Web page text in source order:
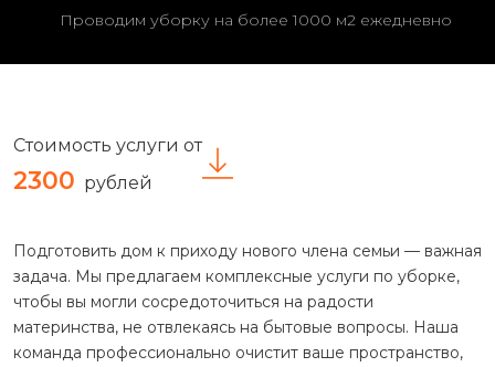
Проводим уборку на более 1000 м2 ежедневно
Стоимость услуги от
2300 рублей
Подготовить дом к приходу нового члена семьи — важная
задача. Мы предлагаем комплексные услуги по уборке,
чтобы вы могли сосредоточиться на радости
материнства, не отвлекаясь на бытовые вопросы. Наша
команда профессионально очистит ваше пространство,